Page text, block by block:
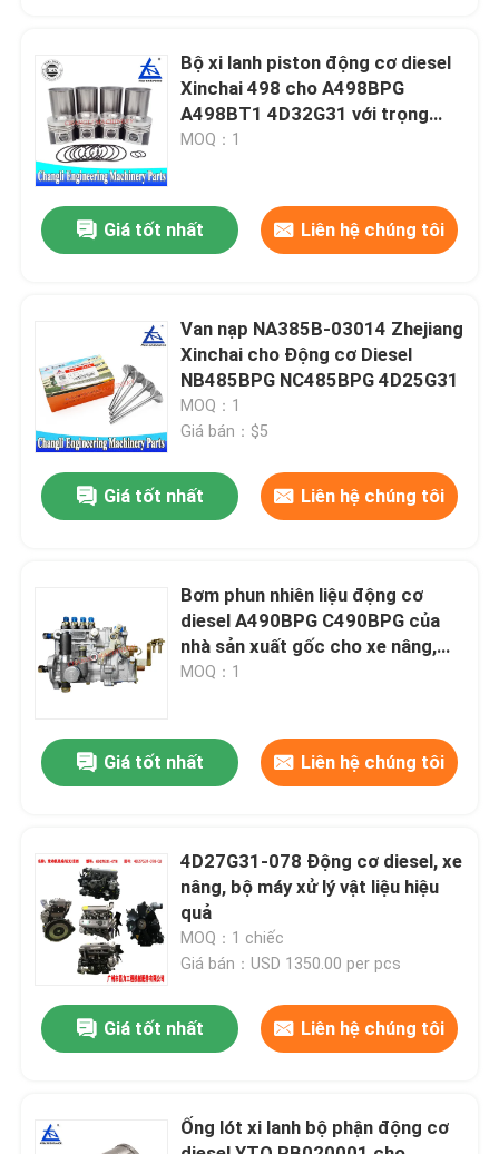
Nhà
Video
Tham quan nhà máy
Kiểm soát chất lượng
Liên hệ với chúng tôi
Yêu cầu báo giá
Bộ sưu tập khối động cơ và phụ kiện
Bộ xi lanh piston động cơ diesel
Xinchai 498 cho A498BPG
A498BT1 4D32G31 với trọng
lượng 12 KG
MOQ：1
Giá tốt nhất Liên hệ chúng tôi
Van nạp NA385B-03014 Zhejiang
Xinchai cho Động cơ Diesel
NB485BPG NC485BPG 4D25G31
MOQ：1
Giá bán：$5
Giá tốt nhất Liên hệ chúng tôi
Bơm phun nhiên liệu động cơ
diesel A490BPG C490BPG của
nhà sản xuất gốc cho xe nâng,
giao hàng trong 1 đến 3 ngày và
MOQ：1
Giá tốt nhất Liên hệ chúng tôi
4D27G31-078 Động cơ diesel, xe
nâng, bộ máy xử lý vật liệu hiệu
quả
MOQ：1 chiếc
Giá bán：USD 1350.00 per pcs
Giá tốt nhất Liên hệ chúng tôi
Ống lót xi lanh bộ phận động cơ